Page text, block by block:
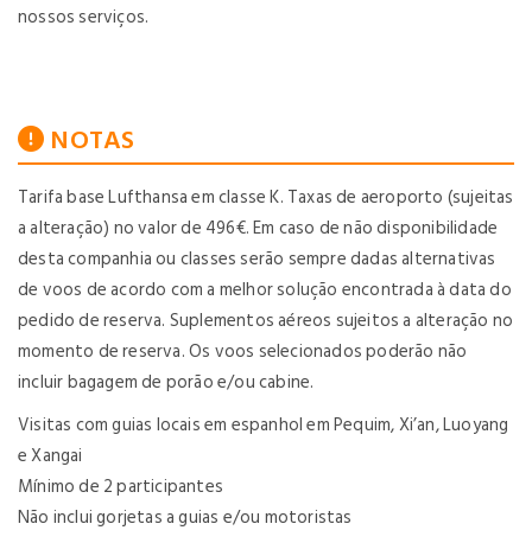
nossos serviços.
NOTAS
Tarifa base Lufthansa em classe K. Taxas de aeroporto (sujeitas
a alteração) no valor de 496€. Em caso de não disponibilidade
desta companhia ou classes serão sempre dadas alternativas
de voos de acordo com a melhor solução encontrada à data do
pedido de reserva. Suplementos aéreos sujeitos a alteração no
momento de reserva. Os voos selecionados poderão não
incluir bagagem de porão e/ou cabine.
Visitas com guias locais em espanhol em Pequim, Xi’an, Luoyang
e Xangai
Mínimo de 2 participantes
Não inclui gorjetas a guias e/ou motoristas